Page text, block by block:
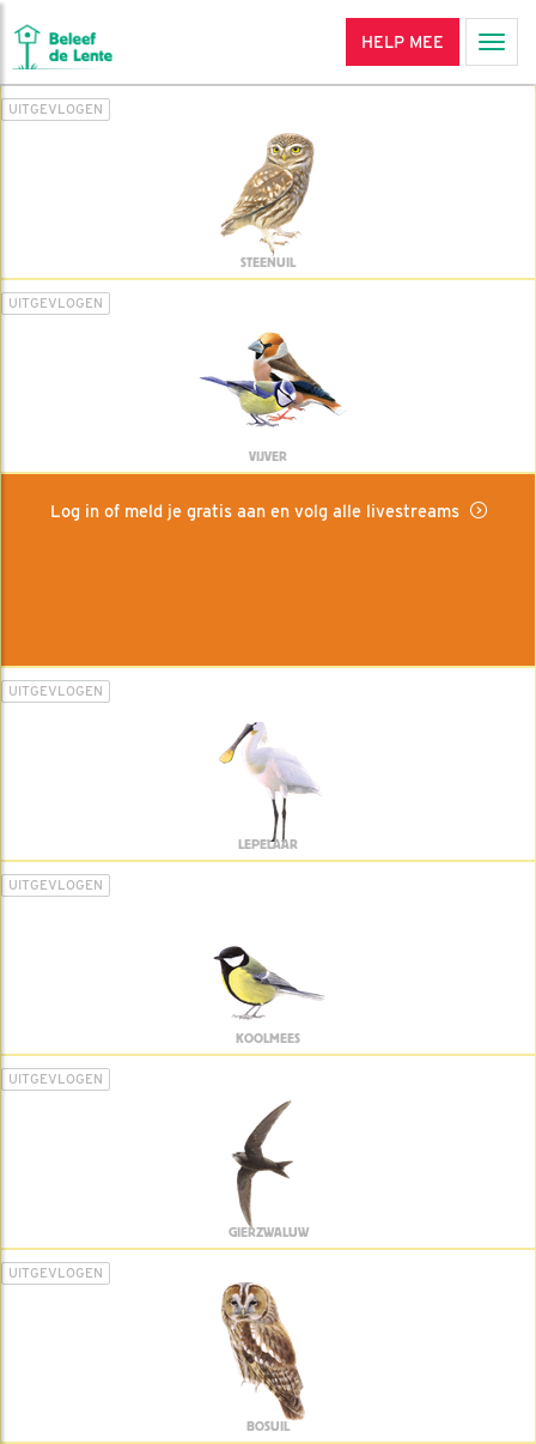
HELP MEE
UITGEVLOGEN
STEENUIL
UITGEVLOGEN
VIJVER
Log in of meld je gratis aan en volg alle livestreams
UITGEVLOGEN
LEPELAAR
UITGEVLOGEN
KOOLMEES
UITGEVLOGEN
GIERZWALUW
UITGEVLOGEN
BOSUIL